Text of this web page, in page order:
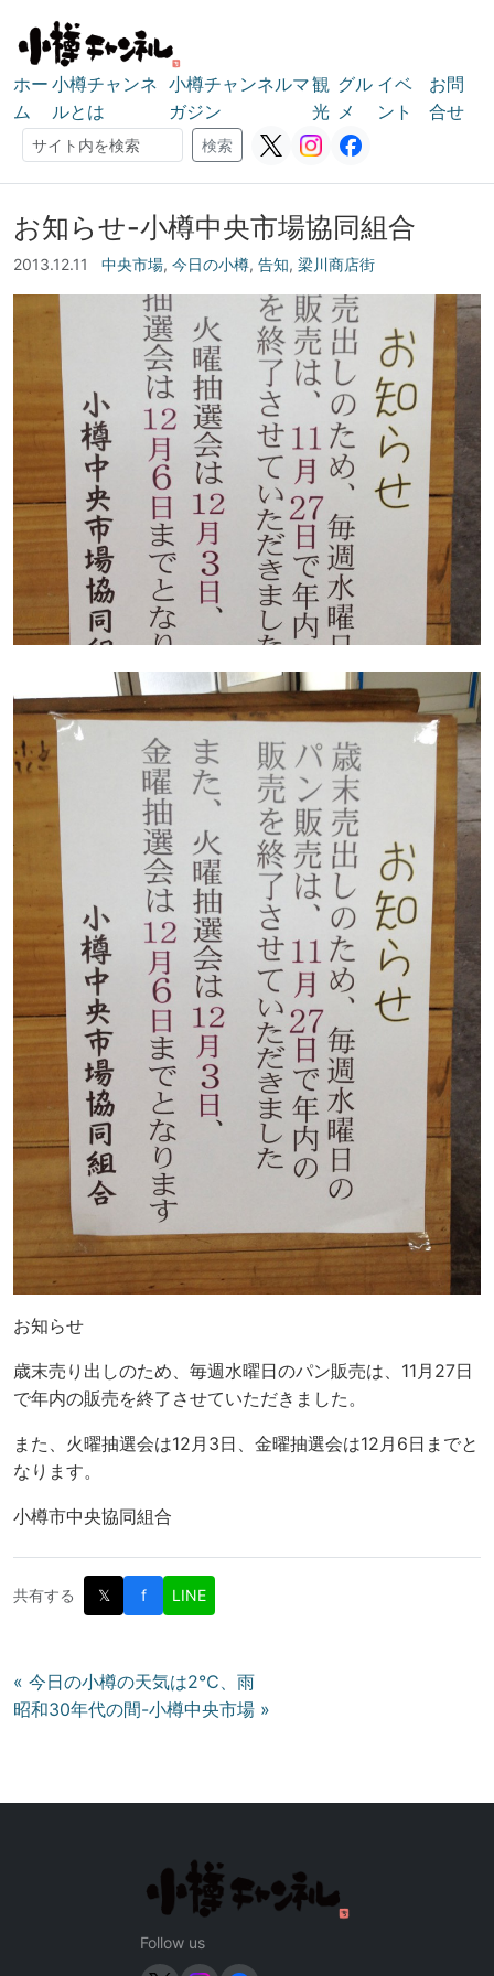
ホー
ム
小樽チャンネ
ルとは
小樽チャンネルマ
ガジン
観
光
グル
メ
イベ
ント
お問
合せ
検索
検索
お知らせ-小樽中央市場協同組合
2013.12.11 中央市場, 今日の小樽, 告知, 梁川商店街
お知らせ
歳末売り出しのため、毎週水曜日のパン販売は、11月27日
で年内の販売を終了させていただきました。
また、火曜抽選会は12月3日、金曜抽選会は12月6日までと
なります。
小樽市中央協同組合
共有する 𝕏 f LINE
投
稿
« 今日の小樽の天気は2℃、雨
昭和30年代の間-小樽中央市場 »
Follow us